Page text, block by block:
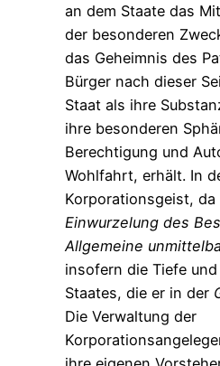
an dem Staate das
der besonderen
das Geheimnis des
Bürger nach dieser
Staat als ihre
ihre besonderen
Berechtigung und
Wohlfahrt, erhält. In
Korporationsgeist, da
Einwurzelung des
Allgemeine
insofern die Tiefe
Staates, die er in der
Die Verwaltung der